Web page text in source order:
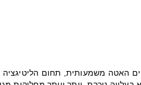
האטה משמעותית, תחום הליטיגציה